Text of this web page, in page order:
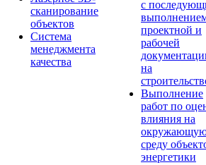
сканирование
объектов
Система
менеджмента
качества
с
проектной и
рабочей
на
Выполнение
работ по
влияния на
среду
энергетики